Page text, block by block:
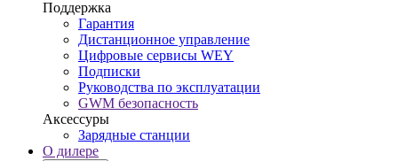
Поддержка
Гарантия
Дистанционное управление
Цифровые сервисы WEY
Подписки
Руководства по эксплуатации
GWM безопасность
Аксессуры
Зарядные станции
О дилере